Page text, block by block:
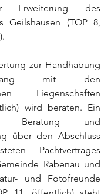
Erweiterung des
Geilshausen (TOP 8,
zur Handhabung
mit den
Liegenschaften
wird beraten. Ein
Beratung und
über den Abschluss
Pachtvertrages
Rabenau und
und Fotofreunde